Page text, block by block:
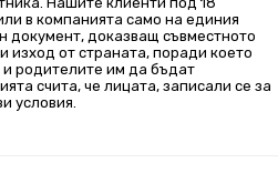
в компанията само на единия
доказващ съвместното
изход от страната, поради което
родителите им да бъдат
счита, че лицата, записали се за
условия.